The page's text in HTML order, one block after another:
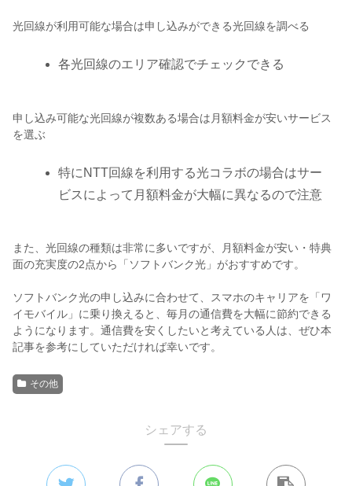
光回線が利用可能な場合は申し込みができる光回線を調べる
各光回線のエリア確認でチェックできる
申し込み可能な光回線が複数ある場合は月額料金が安いサービス
を選ぶ
特にNTT回線を利用する光コラボの場合はサー
ビスによって月額料金が大幅に異なるので注意
また、光回線の種類は非常に多いですが、月額料金が安い・特典
面の充実度の2点から「ソフトバンク光」がおすすめです。
ソフトバンク光の申し込みに合わせて、スマホのキャリアを「ワ
イモバイル」に乗り換えると、毎月の通信費を大幅に節約できる
ようになります。通信費を安くしたいと考えている人は、ぜひ本
記事を参考にしていただければ幸いです。
その他
シェアする